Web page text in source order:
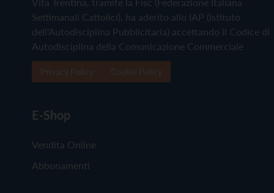
Settimanali Cattolici), ha aderito allo IAP (Istituto
dell'Autodisciplina Pubblicitaria) accettando il Codice di
Autodisciplina della Comunicazione Commerciale
E-Shop
Vendita Online
Abbonamenti